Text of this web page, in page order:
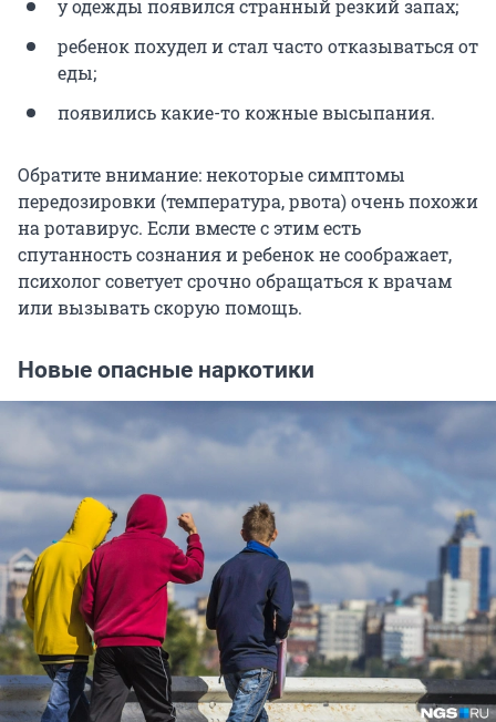
у одежды появился странный резкий запах;
ребенок похудел и стал часто отказываться от
еды;
появились какие-то кожные высыпания.
Обратите внимание: некоторые симптомы
передозировки (температура, рвота) очень похожи
на ротавирус. Если вместе с этим есть
спутанность сознания и ребенок не соображает,
психолог советует срочно обращаться к врачам
или вызывать скорую помощь.
Новые опасные наркотики